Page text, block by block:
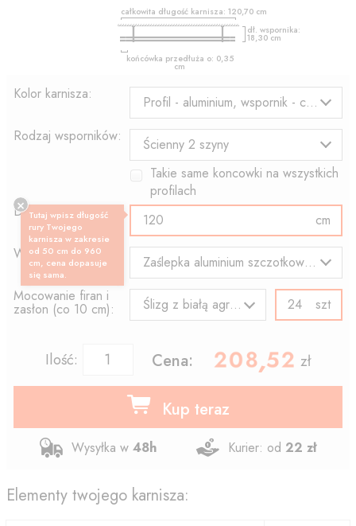
całkowita długość karnisza: 120,70cm
dł. wspornika:
18,30cm
końcówka przedłuża o: 0,35
cm
Kolor karnisza:
Profil - aluminium, wspornik - czarny
Rodzaj wsporników:
Ścienny 2 szyny
Takie same koncowki na wszystkich
profilach
Długość profilu:
cm
Wzór końcówki:
Zaślepka aluminium szczotkowane
Mocowanie firan i
zasłon (co 10 cm): Ślizg z białą agrafką szt
Ilość: Cena: , zł
Kup teraz
Wysyłka w 48h Kurier: od 22 zł
Tutaj wpisz długość
rury Twojego
karnisza w zakresie
od 50 cm do 960
cm, cena dopasuje
się sama.
Elementy twojego karnisza: